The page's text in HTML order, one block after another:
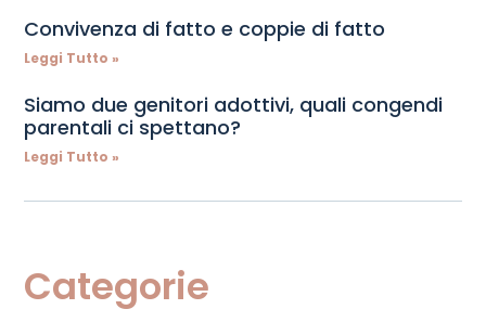
Convivenza di fatto e coppie di fatto
Leggi Tutto »
Siamo due genitori adottivi, quali congendi
parentali ci spettano?
Leggi Tutto »
Categorie